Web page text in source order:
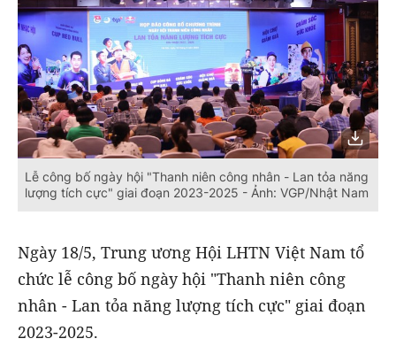
Lễ công bố ngày hội "Thanh niên công nhân - Lan tỏa năng
lượng tích cực" giai đoạn 2023-2025 - Ảnh: VGP/Nhật Nam
Ngày 18/5, Trung ương Hội LHTN Việt Nam tổ
chức lễ công bố ngày hội "Thanh niên công
nhân - Lan tỏa năng lượng tích cực" giai đoạn
2023-2025.